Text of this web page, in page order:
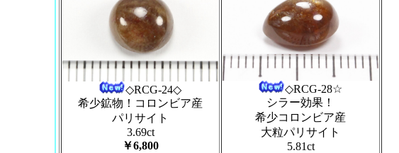
◇RCG-24◇
希少鉱物！コロンビア産
パリサイト
3.69ct
￥6,800
◇RCG-28☆
シラー効果！
希少コロンビア産
大粒パリサイト
5.81ct